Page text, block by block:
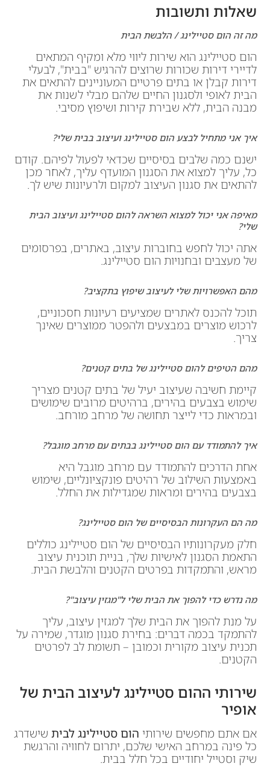
שאלות ותשובות
מה זה הום סטיילינג / הלבשת הבית
הום סטיילינג הוא שירות ליווי מלא ומקיף המתאים
לדיירי דירות שכורות שרוצים להרגיש "בבית", לבעלי
דירות קבלן או בתים פרטיים המעוניינים להתאים את
הבית לאופי ולסגנון החיים שלהם מבלי לשנות את
מבנה הבית, ללא שבירת קירות ושיפוץ מסיבי.
איך אני מתחיל לבצע הום סטיילינג ועיצוב בבית שלי?
ישנם כמה שלבים בסיסיים שכדאי לפעול לפיהם. קודם
כל, עליך למצוא את הסגנון המועדף עליך, לאחר מכן
להתאים את סגנון העיצוב למקום ולרעיונות שיש לך.
מאיפה אני יכול למצוא השראה להום סטיילינג ועיצוב הבית
שלי?
אתה יכול לחפש בחוברות עיצוב, באתרים, בפרסומים
של מעצבים ובחנויות הום סטיילינג.
מהם האפשרויות שלי לעיצוב שיפוץ בתקציב?
תוכל להכנס לאתרים שמציעים רעיונות חסכוניים,
לרכוש מוצרים במבצעים ולהפטר ממוצרים שאינך
צריך.
מהם הטיפים להום סטיילינג של בתים קטנים?
קיימת חשיבה שעיצוב יעיל של בתים קטנים מצריך
שימוש בצבעים בהירים, ברהיטים מרובים שימושים
ובמראות כדי לייצר תחושה של מרחב מורחב.
איך להתמודד עם הום סטיילינג בבתים עם מרחב מוגבל?
אחת הדרכים להתמודד עם מרחב מוגבל היא
באמצעות השילוב של רהיטים פונקציונליים, שימוש
בצבעים בהירים ומראות שמגדילות את החלל.
מה הם העקרונות הבסיסיים של הום סטיילינג?
חלק מעקרונותיו הבסיסיים של הום סטיילינג כוללים
התאמת הסגנון לאישיות שלך, בניית תוכנית עיצוב
מראש, והתמקדות בפרטים הקטנים והלבשת הבית.
מה נדרש כדי להפוך את הבית שלי ל"מגזין עיצוב"?
על מנת להפוך את הבית שלך למגזין עיצוב, עליך
להתמקד בכמה דברים: בחירת סגנון מוגדר, שמירה על
תכנית עיצוב מקורית וכמובן – תשומת לב לפרטים
הקטנים.
שירותי ההום סטיילינג לעיצוב הבית של
אופיר
אם אתם מחפשים שירותי הום סטיילינג לבית שישדרג
כל פינה במרחב האישי שלכם, יתרום לחוויה והרגשת
שיק וסטייל יחודיים בכל חלל בבית.